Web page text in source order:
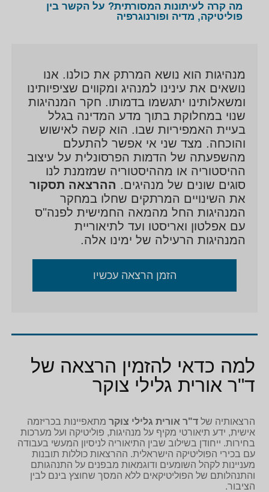
מה קרה לעיתונות המסורתית? על הקשר בין
פוליטיקה, מדיה ופורנוגרפיה
מנהיגות הוא נושא המרתק את כולנו. אנו
נושאים את עינינו למנהיג ומקווים שציפיותינו
ומשאלותינו יתגשמו בדמותו. חקר המנהיגות
שנוי במחלוקת בתוך מדע המדינה בגלל
בעיית האמפיריות שבו. הוא קשה לאישוש
והוכחה. מצד שני אי אפשר להתעלם
מהשפעתה של הדמות הפרסונלית על עיצוב
ההיסטוריה או מההיסטוריה שמזמנת לנו
סוגים שונים של מנהיגים. ההרצאה תסקור
את השינויים המרתקים שחלו במחקר
המנהיגות החל מהמאה החמישית לפנה"ס
עם אפלטון ואריסטו ועד לתיאוריית
המנהיגות הרעילה של ימינו אלה.
הזמן הרצאה עכשיו
למה כדאי להזמין הרצאה של
ד"ר אורית גלילי צוקר
הרצאותיה שלד"ר אורית גלילי צוקר מתאפיינות בכריזמה
אישית, ידע תיאורטי מקיף על מנהיגות, פוליטיקה ועל מערכות
בחירות. ייחודן בשילוב שבין התיאוריה לניסיון המעשי בעבודה
עם בכירי הפוליטיקה הישראלית. ההרצאות כוללות תובנות
מעניינות לקהל השומעים ודוגמאות מבפנים על התנהגותם
והתנהלותם של הפוליטיקאים ללא המסך שחוצץ בינם לבין
הציבור.